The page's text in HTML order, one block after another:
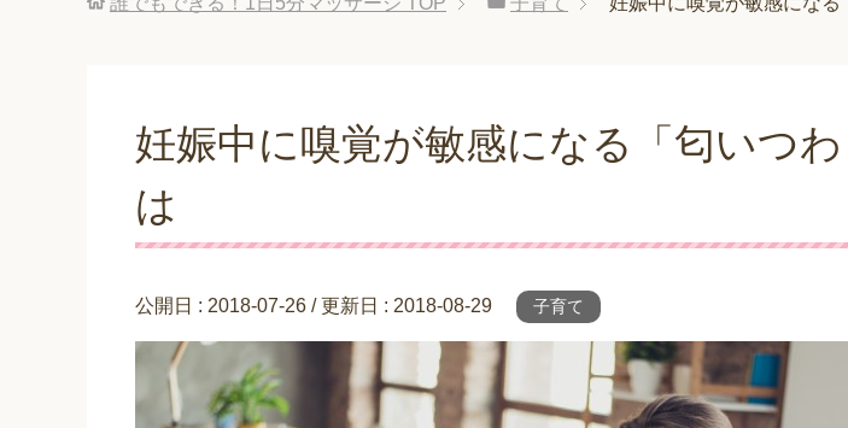
妊娠中に嗅覚が敏感になる「匂いつわ
は
公開日 : 2018-07-26 / 更新日 : 2018-08-29 子育て